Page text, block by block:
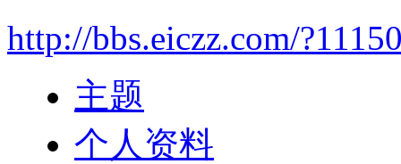
http://bbs.eiczz.com/
主题
个人资料